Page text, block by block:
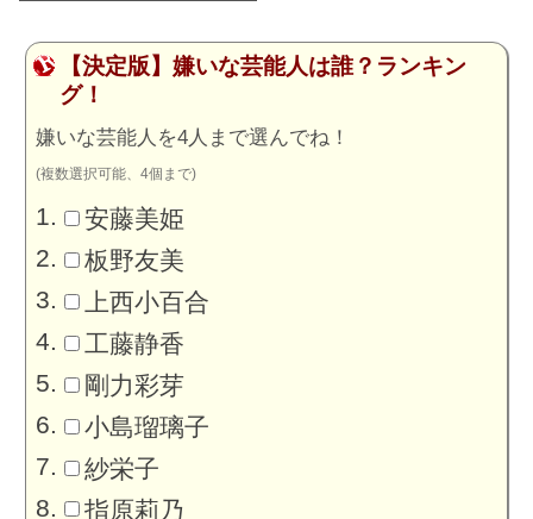
【決定版】嫌いな芸能人は誰？ランキン
グ！
嫌いな芸能人を4人まで選んでね！
(複数選択可能、4個まで)
安藤美姫
板野友美
上西小百合
工藤静香
剛力彩芽
小島瑠璃子
紗栄子
指原莉乃